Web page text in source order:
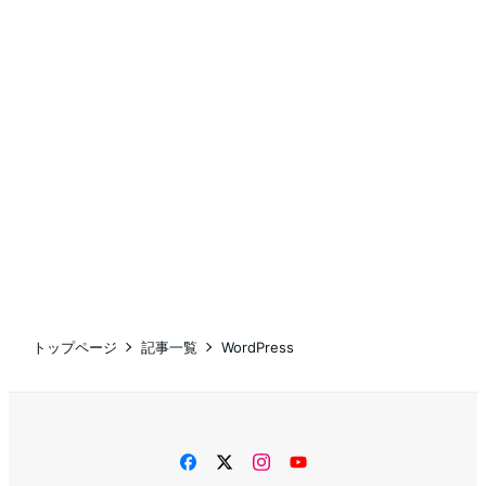
トップページ 記事一覧 WordPress
facebooktwitterinstagram
YouTube